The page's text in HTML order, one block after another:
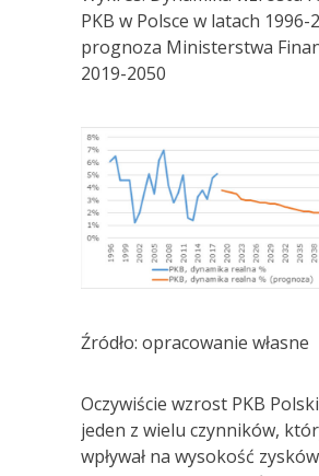
PKB w Polsce w latach 1996-
prognoza Ministerstwa
2019-2050
Źródło: opracowanie własne
Oczywiście wzrost PKB
jeden z wielu czynników,
wpływał na wysokość